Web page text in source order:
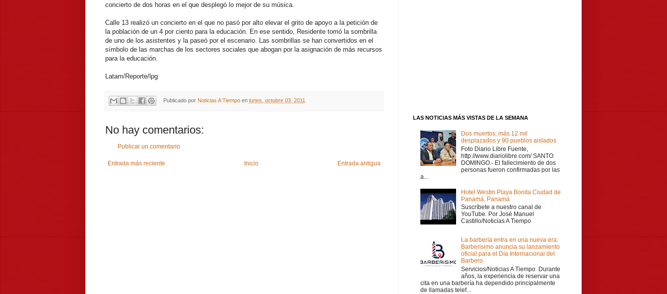
concierto de dos horas en el que desplegó lo mejor de su música.
Calle 13 realizó un concierto en el que no pasó por alto elevar el grito de apoyo a la petición de
la población de un 4 por ciento para la educación. En ese sentido, Residente tomó la sombrilla
de uno de los asistentes y la paseó por el escenario. Las sombrillas se han convertidos en el
símbolo de las marchas de los sectores sociales que abogan por la asignación de más recursos
para la educación.
Latam/Reporte/lpg
Publicado por Noticias A Tiempo en lunes, octubre 03, 2011
No hay comentarios:
Publicar un comentario
Entrada más reciente Entrada antigua
Inicio
LAS NOTICIAS MÁS VISTAS DE LA SEMANA
Dos muertos, más 12 mil
desplazados y 90 pueblos aislados
Foto Diario Libre Fuente,
http://www.diariolibre.com/ SANTO
DOMINGO.- El fallecimiento de dos
personas fueron confirmadas por las
a...
Hotel Westin Playa Bonita Ciudad de
Panamá, Panamá
Suscríbete a nuestro canal de
YouTube. Por José Manuel
Castillo/Noticias A Tiempo
La barbería entra en una nueva era:
Barberisimo anuncia su lanzamiento
oficial para el Día Internacional del
Barbero
Servicios/Noticias A Tiempo Durante
años, la experiencia de reservar una
cita en una barbería ha dependido principalmente
de llamadas telef...